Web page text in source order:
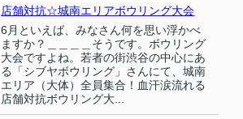
店舗対抗☆城南エリアボウリング大会
6月といえば、みなさん何を思い浮かべ
ますか？＿＿＿＿そうです。ボウリング
大会ですよね。若者の街渋谷の中心にあ
る「シブヤボウリング」さんにて、城南
エリア（大体）全員集合！血汗涙流れる
店舗対抗ボウリング大...